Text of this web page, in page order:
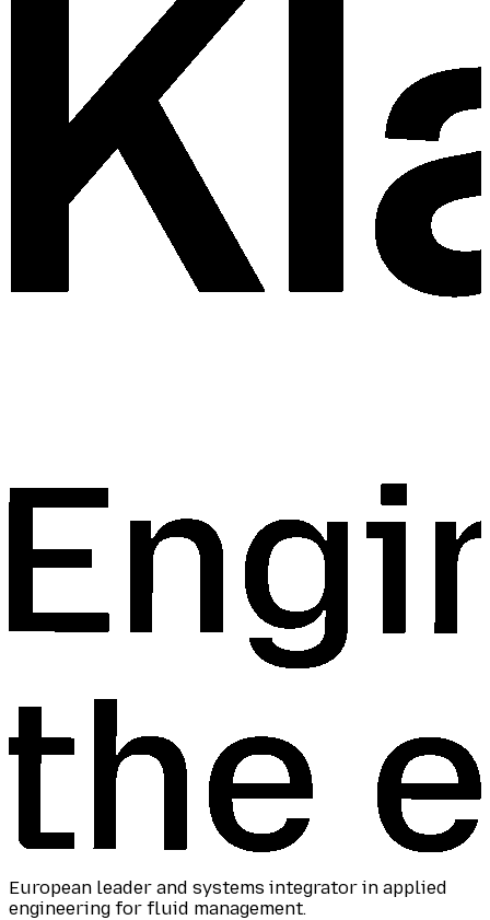
European leader and systems integrator in applied
engineering for fluid management.